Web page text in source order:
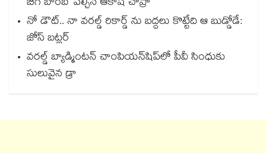
నో డౌట్.. నా వరల్డ్ రికార్డ్ ను బద్దలు కొట్టేది ఆ బుడ్డోడే:
జోస్ బట్లర్
వరల్డ్ బ్యాడ్మింటన్ చాంపియన్‌షిప్‌లో పీవీ సింధుకు
సులువైన డ్రా